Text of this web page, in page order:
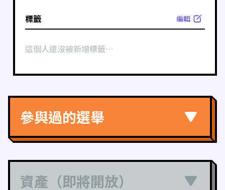
標籤 編輯
這個人還沒被新增標籤⋯
參與過的選舉
資產（即將開放）